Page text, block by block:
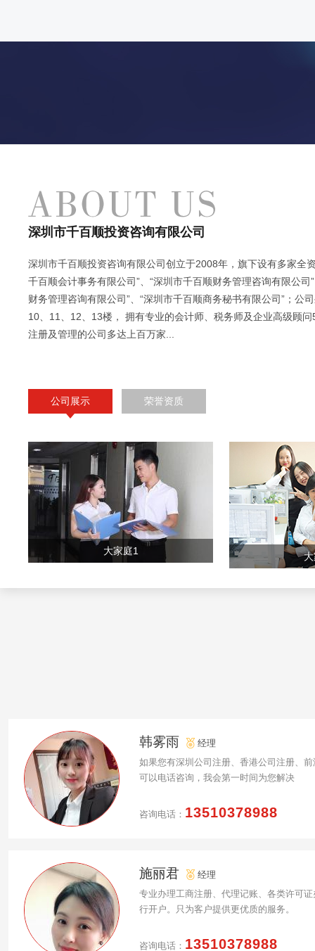
深圳市千百顺投资咨询有限公司
深圳市千百顺投资咨询有限公司创立于2008年，旗下设有多家全
千百顺会计事务有限公司”、“深圳市千百顺财务管理咨询有限公司
财务管理咨询有限公司”、“深圳市千百顺商务秘书有限公司”；公
10、11、12、13楼， 拥有专业的会计师、税务师及企业高级顾
注册及管理的公司多达上百万家...
公司展示 荣誉资质
大家庭1
韩雾雨
经理
如果您有深圳公司注册、香港公司注册、
可以电话咨询，我会第一时间为您解决
咨询电话： 13510378988
施丽君
经理
专业办理工商注册、代理记账、各类许可
行开户。只为客户提供更优质的服务。
咨询电话： 13510378988